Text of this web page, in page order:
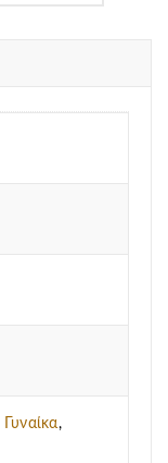
Γυναίκα,